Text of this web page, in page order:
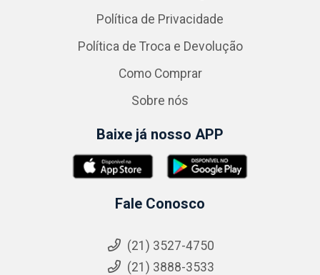
Política de Privacidade
Política de Troca e Devolução
Como Comprar
Sobre nós
Baixe já nosso APP
Fale Conosco
(21) 3527-4750
(21) 3888-3533